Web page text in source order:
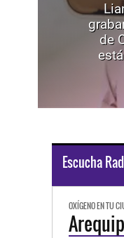
de
Escucha
OXÍGENO EN TU